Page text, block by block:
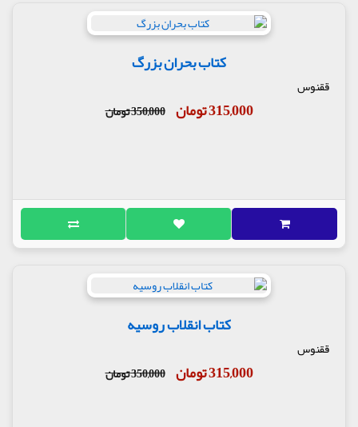
کتاب بحران بزرگ
ققنوس
315,000 تومان 350,000 تومان
کتاب انقلاب روسیه
ققنوس
315,000 تومان 350,000 تومان